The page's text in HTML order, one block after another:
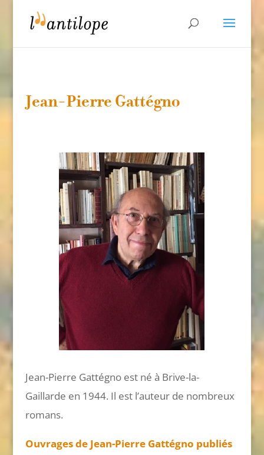
Jean-Pierre Gattégno
Jean-Pierre Gattégno est né à Brive-la-
Gaillarde en 1944. Il est l’auteur de nombreux
romans.
Ouvrages de Jean-Pierre Gattégno publiés